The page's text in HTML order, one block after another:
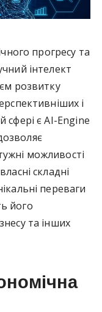
прогресу та
інтелект
розвитку
і
сфері є AI-Engine
можливості
складні
переваги
його
та інших